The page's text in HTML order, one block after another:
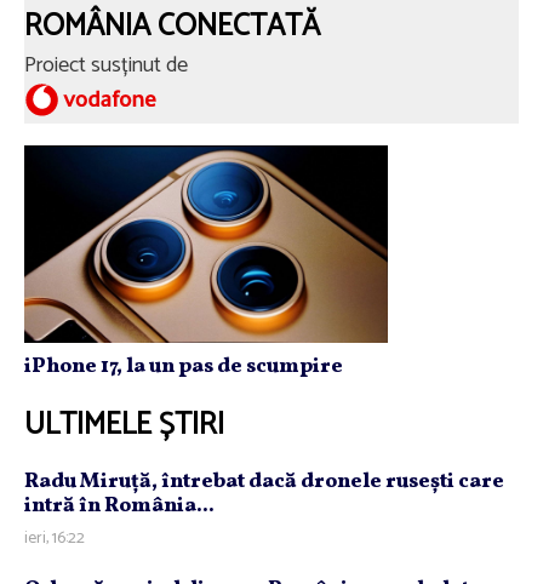
ROMÂNIA CONECTATĂ
Proiect susținut de
iPhone 17, la un pas de scumpire
ULTIMELE ȘTIRI
Radu Miruţă, întrebat dacă dronele ruseşti care
intră în România...
ieri, 16:22